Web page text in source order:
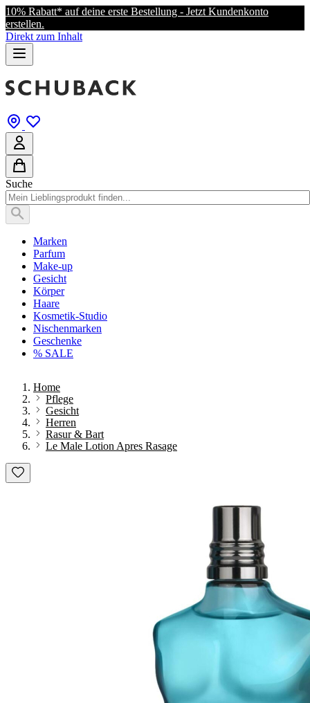
10% Rabatt* auf deine erste Bestellung - Jetzt Kundenkonto
erstellen.
Direkt zum Inhalt
Suche
Marken
Parfum
Make-up
Gesicht
Körper
Haare
Kosmetik-Studio
Nischenmarken
Geschenke
% SALE
Home
Pflege
Gesicht
Herren
Rasur & Bart
Le Male Lotion Apres Rasage